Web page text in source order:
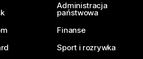
Administracja
państwowa
Finanse
Sport i rozrywka